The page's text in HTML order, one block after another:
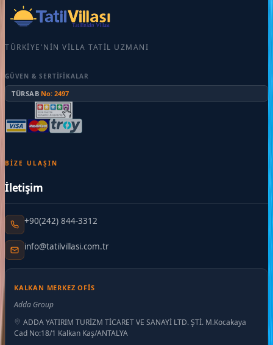
TÜRKIYE'NIN VILLA TATIL UZMANI
GÜVEN & SERTIFIKALAR
TÜRSAB·No: 2497
BIZE ULAŞIN
İletişim
+90(242) 844-3312
info@tatilvillasi.com.tr
KALKAN MERKEZ OFIS
Adda Group
ADDA YATIRIM TURİZM TİCARET VE SANAYİ LTD. ŞTİ. M.Kocakaya
Cad No:18/1 Kalkan Kaş/ANTALYA